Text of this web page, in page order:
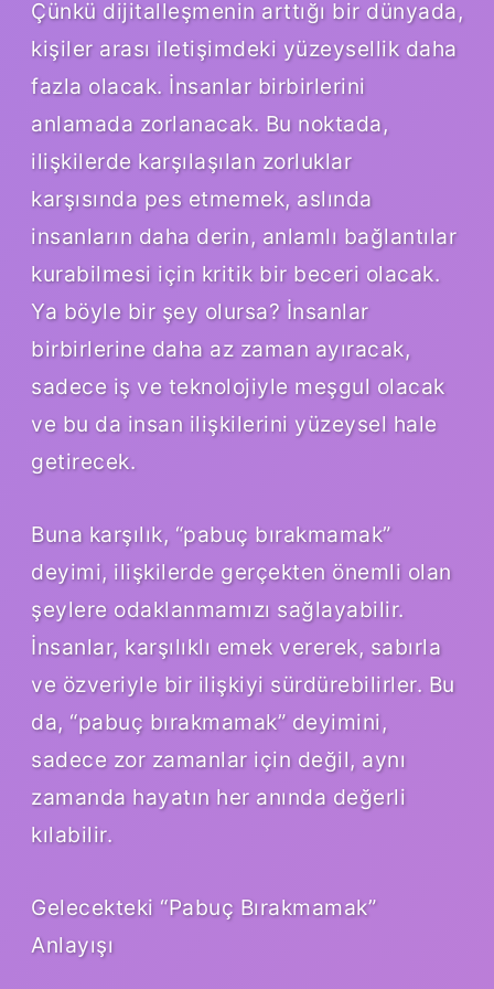
Çünkü dijitalleşmenin arttığı bir dünyada,
kişiler arası iletişimdeki yüzeysellik daha
fazla olacak. İnsanlar birbirlerini
anlamada zorlanacak. Bu noktada,
ilişkilerde karşılaşılan zorluklar
karşısında pes etmemek, aslında
insanların daha derin, anlamlı bağlantılar
kurabilmesi için kritik bir beceri olacak.
Ya böyle bir şey olursa? İnsanlar
birbirlerine daha az zaman ayıracak,
sadece iş ve teknolojiyle meşgul olacak
ve bu da insan ilişkilerini yüzeysel hale
getirecek.
Buna karşılık, “pabuç bırakmamak”
deyimi, ilişkilerde gerçekten önemli olan
şeylere odaklanmamızı sağlayabilir.
İnsanlar, karşılıklı emek vererek, sabırla
ve özveriyle bir ilişkiyi sürdürebilirler. Bu
da, “pabuç bırakmamak” deyimini,
sadece zor zamanlar için değil, aynı
zamanda hayatın her anında değerli
kılabilir.
Gelecekteki “Pabuç Bırakmamak”
Anlayışı